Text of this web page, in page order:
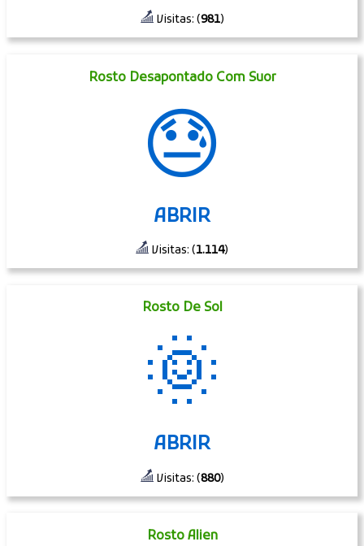
Visitas: (981)
Rosto Desapontado Com Suor
😓
ABRIR
Visitas: (1.114)
Rosto De Sol
🌞
ABRIR
Visitas: (880)
Rosto Alien